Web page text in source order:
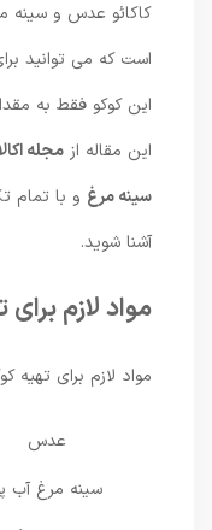
کاکائو عدس و سینه مرغ
است که می توانید برای شام
این کوکو فقط به مقداری
این مقاله ازمجله اکالابا
سینه مرغو با تمام تکنیک
آشنا شوید.
مواد لازم برای
مواد لازم برای تهیه
سینه مرغ آب پز